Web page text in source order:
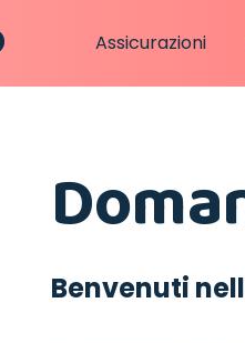
Assicurazioni
Benvenuti